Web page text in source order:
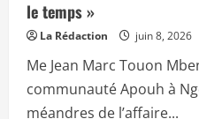
le temps »
La Rédaction juin 8, 2026
Me Jean Marc Touon
communauté Apouh à
méandres de l’affaire...